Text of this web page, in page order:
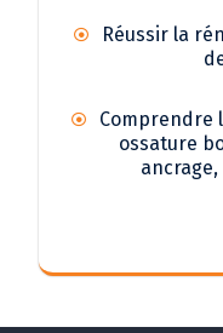
Réussir la
Comprendre
ossature